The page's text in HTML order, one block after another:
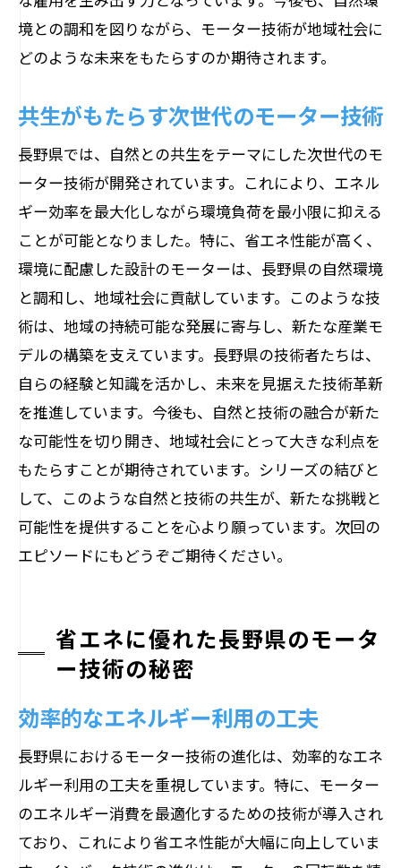
境との調和を図りながら、モーター技術が地域社会に
どのような未来をもたらすのか期待されます。
共生がもたらす次世代のモーター技術
長野県では、自然との共生をテーマにした次世代のモ
ーター技術が開発されています。これにより、エネル
ギー効率を最大化しながら環境負荷を最小限に抑える
ことが可能となりました。特に、省エネ性能が高く、
環境に配慮した設計のモーターは、長野県の自然環境
と調和し、地域社会に貢献しています。このような技
術は、地域の持続可能な発展に寄与し、新たな産業モ
デルの構築を支えています。長野県の技術者たちは、
自らの経験と知識を活かし、未来を見据えた技術革新
を推進しています。今後も、自然と技術の融合が新た
な可能性を切り開き、地域社会にとって大きな利点を
もたらすことが期待されています。シリーズの結びと
して、このような自然と技術の共生が、新たな挑戦と
可能性を提供することを心より願っています。次回の
エピソードにもどうぞご期待ください。
省エネに優れた長野県のモータ
ー技術の秘密
効率的なエネルギー利用の工夫
長野県におけるモーター技術の進化は、効率的なエネ
ルギー利用の工夫を重視しています。特に、モーター
のエネルギー消費を最適化するための技術が導入され
ており、これにより省エネ性能が大幅に向上していま